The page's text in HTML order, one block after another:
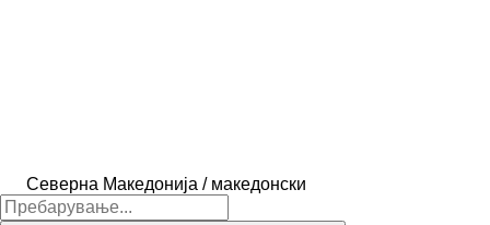
Северна Македонија / македонски